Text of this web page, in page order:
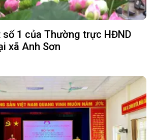
1 của Thường trực HĐND
xã Anh Sơn